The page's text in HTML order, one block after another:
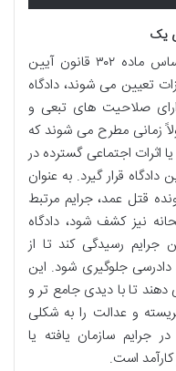
یک
علاوه بر صلاحیت های اصلی که بر اساس ماده ۳۰۲ قانون آیین
تعیین می شوند، دادگاه
صلاحیت های تبعی و
زمانی مطرح می شوند که
اثرات اجتماعی گسترده در
قرار گیرد. به عنوان
قتل عمد، جرایم مرتبط
نیز کشف شود، دادگاه
رسیدگی کند تا از
دادرسی جلوگیری شود. این
تا با دیدی جامع تر و
و عدالت را به شکلی
جرایم سازمان یافته یا
است.